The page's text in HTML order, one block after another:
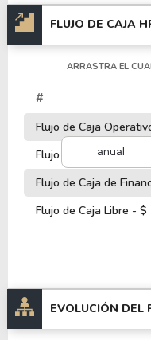
FLUJO DE CAJA
anual
ARRASTRA EL
#
Flujo de Caja
Flujo de Caja de
Flujo de Caja de
Flujo de Caja Libre - $
EVOLUCIÓN DEL